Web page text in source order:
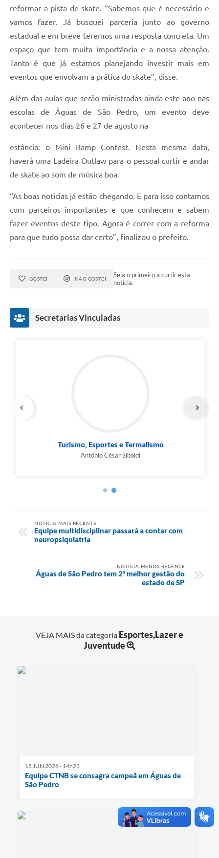
reformar a pista de skate. “Sabemos que é necessário e
vamos fazer. Já busquei parceria junto ao governo
estadual e em breve teremos uma resposta concreta. Um
espaço que tem muita importância e a nossa atenção.
Tanto é que já estamos planejando investir mais em
eventos que envolvam a prática do skate”, disse.
Além das aulas que serão ministradas ainda este ano nas
escolas de Águas de São Pedro, um evento deve
acontecer nos dias 26 e 27 de agosto na
estância: o Mini Ramp Contest. Nesta mesma data,
haverá uma Ladeira Outlaw para o pessoal curtir e andar
de skate ao som de música boa.
“As boas notícias já estão chegando. E para isso contamos
com parceiros importantes e que conhecem e sabem
fazer eventos deste tipo. Agora é correr com a reforma
para que tudo possa dar certo”, finalizou o prefeito.
GOSTEI NÃO GOSTEI
Seja o primeiro a curtir esta
notícia.
Secretarias Vinculadas
Educação e Cultura
João Paulo Pontes
NOTÍCIA MAIS RECENTE
Equipe multidisciplinar passará a contar com
neuropsiquiatria
NOTÍCIA MENOS RECENTE
Águas de São Pedro tem 2ª melhor gestão do
estado de SP
VEJA MAIS da categoria Esportes,Lazer e
Juventude
18 JUN 2026 - 14h23
Equipe CTNB se consagra campeã em Águas de
São Pedro